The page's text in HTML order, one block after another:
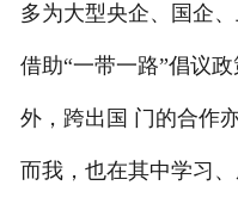
多为大型央企、国企
借助“一带一路”倡议
外，跨出国 门的合作
而我，也在其中学习